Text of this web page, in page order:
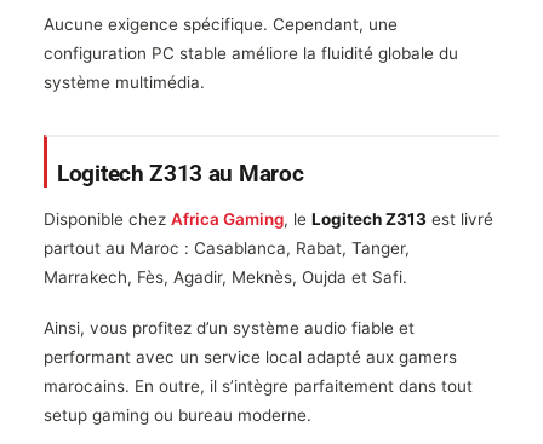
Aucune exigence spécifique. Cependant, une
configuration PC stable améliore la fluidité globale du
système multimédia.
Logitech Z313 au Maroc
Disponible chez Africa Gaming, le Logitech Z313 est livré
partout au Maroc : Casablanca, Rabat, Tanger,
Marrakech, Fès, Agadir, Meknès, Oujda et Safi.
Ainsi, vous profitez d’un système audio fiable et
performant avec un service local adapté aux gamers
marocains. En outre, il s’intègre parfaitement dans tout
setup gaming ou bureau moderne.